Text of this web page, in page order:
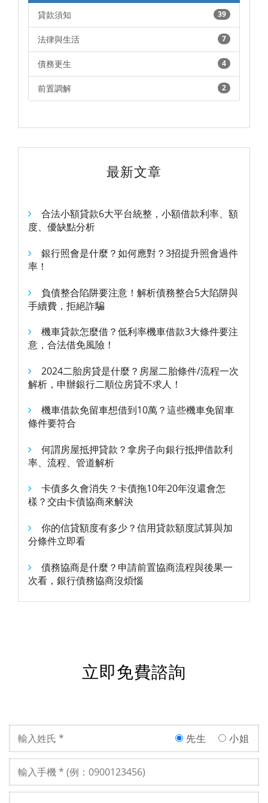
39
貸款須知
7
法律與生活
4
債務更生
2
前置調解
最新文章
合法小額貸款6大平台統整，小額借款利率、額
度、優缺點分析
銀行照會是什麼？如何應對？3招提升照會過件
率！
負債整合陷阱要注意！解析債務整合5大陷阱與
手續費，拒絕詐騙
機車貸款怎麼借？低利率機車借款3大條件要注
意，合法借免風險！
2024二胎房貸是什麼？房屋二胎條件/流程一次
解析，申辦銀行二順位房貸不求人！
機車借款免留車想借到10萬？這些機車免留車
條件要符合
何謂房屋抵押貸款？拿房子向銀行抵押借款利
率、流程、管道解析
卡債多久會消失？卡債拖10年20年沒還會怎
樣？交由卡債協商來解決
你的信貸額度有多少？信用貸款額度試算與加
分條件立即看
債務協商是什麼？申請前置協商流程與後果一
次看，銀行債務協商沒煩惱
立即免費諮詢
先生 小姐